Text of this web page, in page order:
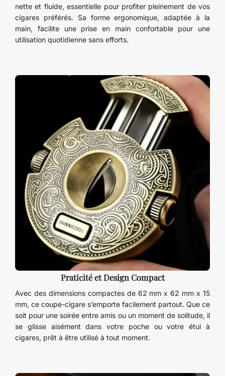
nette et fluide, essentielle pour profiter pleinement de vos
cigares préférés. Sa forme ergonomique, adaptée à la
main, facilite une prise en main confortable pour une
utilisation quotidienne sans efforts.
Praticité et Design Compact
Avec des dimensions compactes de 62 mm x 62 mm x 15
mm, ce coupe-cigare s’emporte facilement partout. Que ce
soit pour une soirée entre amis ou un moment de solitude, il
se glisse aisément dans votre poche ou votre étui à
cigares, prêt à être utilisé à tout moment.